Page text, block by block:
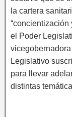
la cartera
“concientización
el Poder
Legislativo
para llevar
distintas